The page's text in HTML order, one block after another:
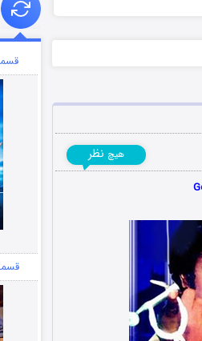
هیچ نظر